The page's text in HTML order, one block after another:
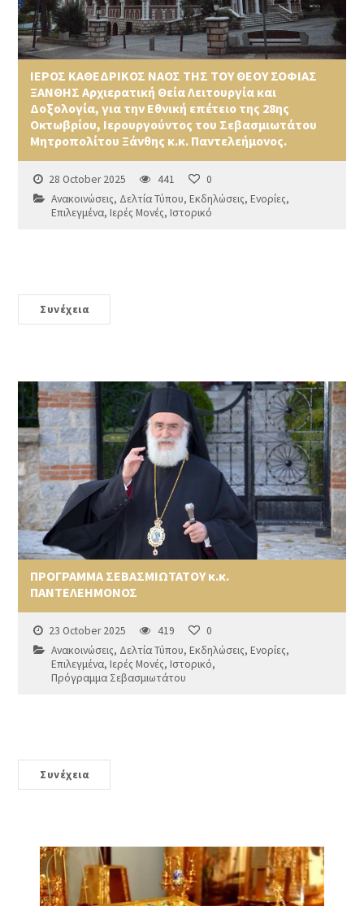
ΙΕΡΟΣ ΚΑΘΕΔΡΙΚΟΣ ΝΑΟΣ ΤΗΣ ΤΟΥ ΘΕΟΥ ΣΟΦΙΑΣ
ΞΑΝΘΗΣ Αρχιερατική Θεία Λειτουργία και
Δοξολογία, για την Εθνική επέτειο της 28ης
Οκτωβρίου, Ιερουργούντος του Σεβασμιωτάτου
Μητροπολίτου Ξάνθης κ.κ. Παντελεήμονος.
28 October 2025 441
0
Ανακοινώσεις, Δελτία Τύπου,Εκδηλώσεις,Ενορίες,
Επιλεγμένα,Ιερές Μονές,Ιστορικό
Συνέχεια
ΠΡΟΓΡΑΜΜΑ ΣΕΒΑΣΜΙΩΤΑΤΟΥ κ.κ.
ΠΑΝΤΕΛΕΗΜΟΝΟΣ
23 October 2025 419
0
Ανακοινώσεις, Δελτία Τύπου,Εκδηλώσεις,Ενορίες,
Επιλεγμένα,Ιερές Μονές,Ιστορικό,
Πρόγραμμα Σεβασμιωτάτου
Συνέχεια